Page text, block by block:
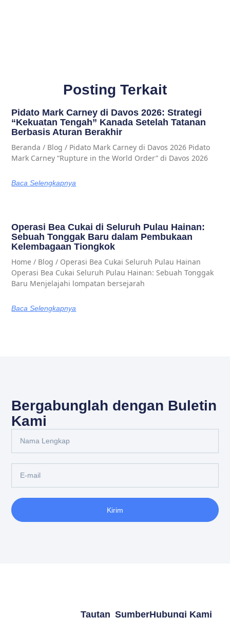
Posting Terkait
Pidato Mark Carney di Davos 2026: Strategi
“Kekuatan Tengah” Kanada Setelah Tatanan
Berbasis Aturan Berakhir
Beranda / Blog / Pidato Mark Carney di Davos 2026 Pidato
Mark Carney “Rupture in the World Order” di Davos 2026
Baca Selengkapnya
Operasi Bea Cukai di Seluruh Pulau Hainan:
Sebuah Tonggak Baru dalam Pembukaan
Kelembagaan Tiongkok
Home / Blog / Operasi Bea Cukai Seluruh Pulau Hainan
Operasi Bea Cukai Seluruh Pulau Hainan: Sebuah Tonggak
Baru Menjelajahi lompatan bersejarah
Baca Selengkapnya
Bergabunglah dengan Buletin
Kami
Kirim
Sumber
Tautan Hubungi Kami